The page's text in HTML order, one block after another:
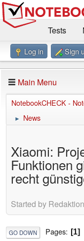
Tests
Benchmarks /
Forum
Log in Sign
Main Menu
NotebookCHECK -
► News
Xiaomi:
Funktionen
recht
Started by
GO DOWN Pages 1